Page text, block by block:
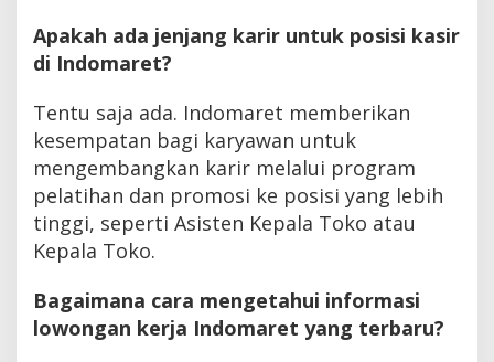
Apakah ada jenjang karir untuk posisi kasir
di Indomaret?
Tentu saja ada. Indomaret memberikan
kesempatan bagi karyawan untuk
mengembangkan karir melalui program
pelatihan dan promosi ke posisi yang lebih
tinggi, seperti Asisten Kepala Toko atau
Kepala Toko.
Bagaimana cara mengetahui informasi
lowongan kerja Indomaret yang terbaru?